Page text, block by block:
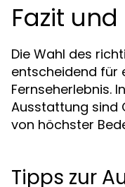
Fazit
Die Wahl des
entscheidend für
Fernseherlebnis.
Ausstattung sind
von höchster
Tipps zur